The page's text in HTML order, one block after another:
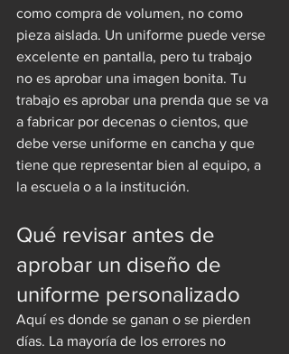
como compra de volumen, no como
pieza aislada. Un uniforme puede verse
excelente en pantalla, pero tu trabajo
no es aprobar una imagen bonita. Tu
trabajo es aprobar una prenda que se va
a fabricar por decenas o cientos, que
debe verse uniforme en cancha y que
tiene que representar bien al equipo, a
la escuela o a la institución.
Qué revisar antes de
aprobar un diseño de
uniforme personalizado
Aquí es donde se ganan o se pierden
días. La mayoría de los errores no